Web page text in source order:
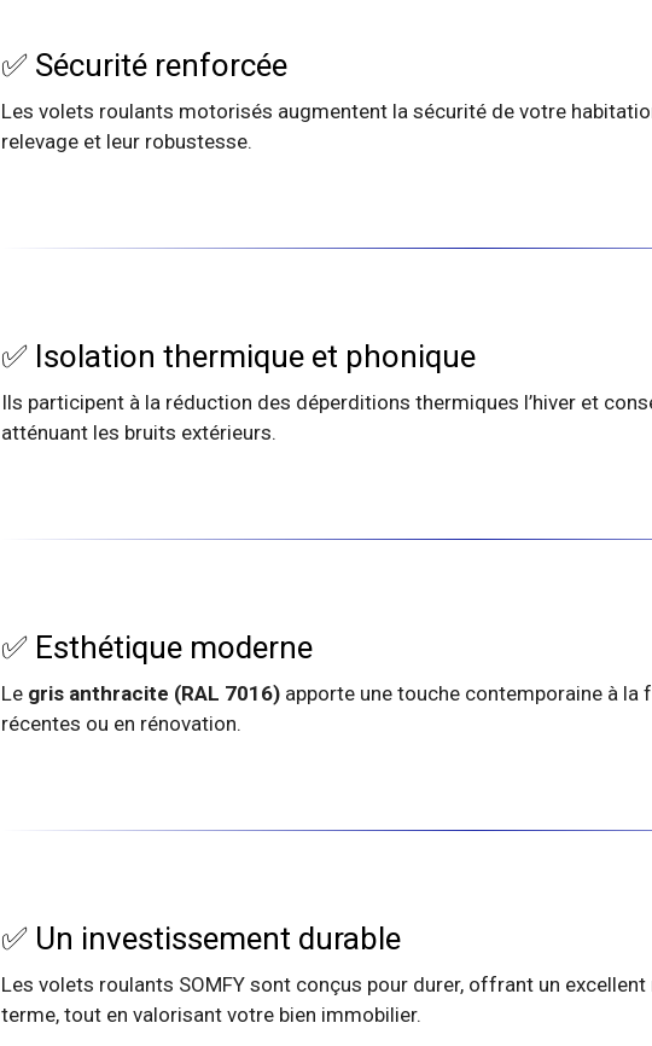
✅ Sécurité renforcée
Les volets roulants motorisés augmentent la sécurité de votre
relevage et leur robustesse.
✅ Isolation thermique et phonique
Ils participent à la réduction des déperditions thermiques l’hiver et
atténuant les bruits extérieurs.
✅ Esthétique moderne
Le gris anthracite (RAL 7016)apporte une touche contemporaine à la
récentes ou en rénovation.
✅ Un investissement durable
Les volets roulants SOMFY sont conçus pour durer, offrant un
terme, tout en valorisant votre bien immobilier.